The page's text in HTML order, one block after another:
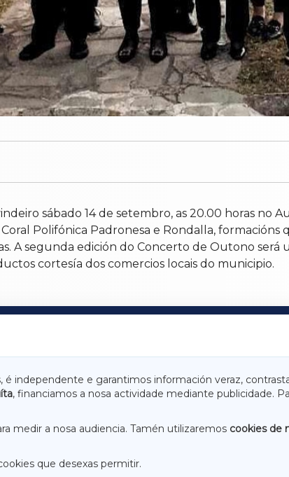
sábado 14 de setembro, as 20.00 horas no
Polifónica Padronesa e Rondalla,
A segunda edición do Concerto de Outono será
cortesía dos comercios locais do municipio.
independente e garantimos información veraz,
, financiamos a nosa actividade mediante publicidade.
medir a nosa audiencia. Tamén utilizaremos cookies de
que desexas permitir.
TERRACHAXA
ACORUÑAXA